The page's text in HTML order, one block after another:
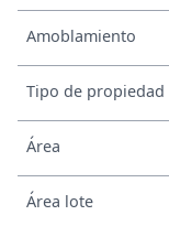
Amoblamiento
Tipo de propiedad
Área
Área lote